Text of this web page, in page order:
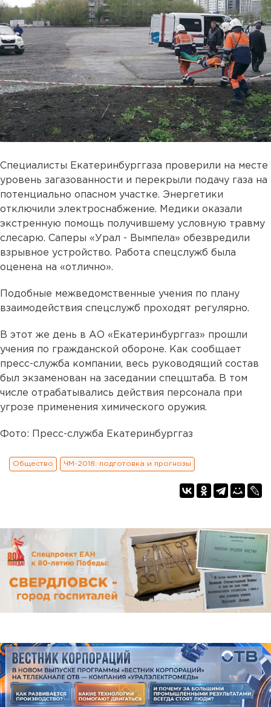
Специалисты Екатеринбурггаза проверили на месте
уровень загазованности и перекрыли подачу газа на
потенциально опасном участке. Энергетики
отключили электроснабжение. Медики оказали
экстренную помощь получившему условную травму
слесарю. Саперы «Урал - Вымпела» обезвредили
взрывное устройство. Работа спецслужб была
оценена на «отлично».
Подобные межведомственные учения по плану
взаимодействия спецслужб проходят регулярно.
В этот же день в АО «Екатеринбурггаз» прошли
учения по гражданской обороне. Как сообщает
пресс-служба компании, весь руководящий состав
был экзаменован на заседании спецштаба. В том
числе отрабатывались действия персонала при
угрозе применения химического оружия.
Фото: Пресс-служба Екатеринбурггаз
Общество ЧМ-2018: подготовка и прогнозы